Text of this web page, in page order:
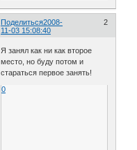
Поделиться 2
2008-
11-03 15:08:40
Я занял как ни как второе
место, но буду потом и
стараться первое занять!
0